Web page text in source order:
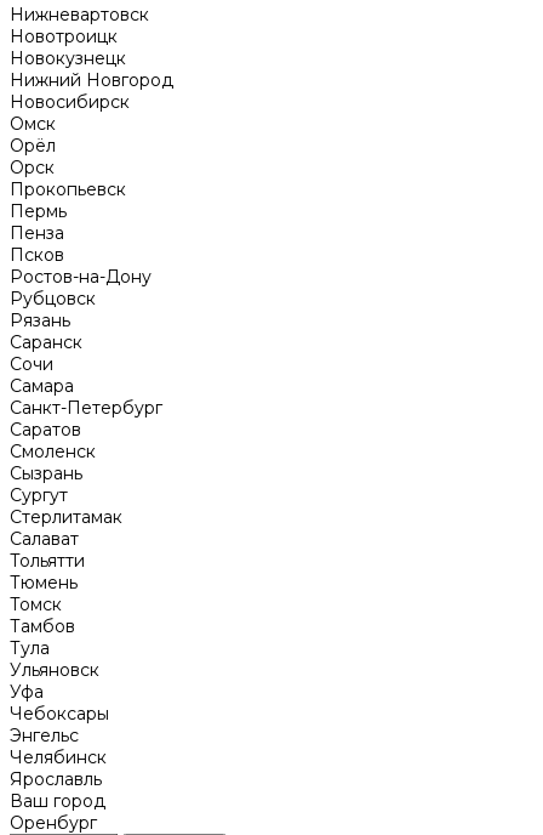
Нижневартовск
Новотроицк
Новокузнецк
Нижний Новгород
Новосибирск
Омск
Орёл
Орск
Прокопьевск
Пермь
Пенза
Псков
Ростов-на-Дону
Рубцовск
Рязань
Саранск
Сочи
Самара
Санкт-Петербург
Саратов
Смоленск
Сызрань
Сургут
Стерлитамак
Салават
Тольятти
Тюмень
Томск
Тамбов
Тула
Ульяновск
Уфа
Чебоксары
Энгельс
Челябинск
Ярославль
Ваш город
Оренбург